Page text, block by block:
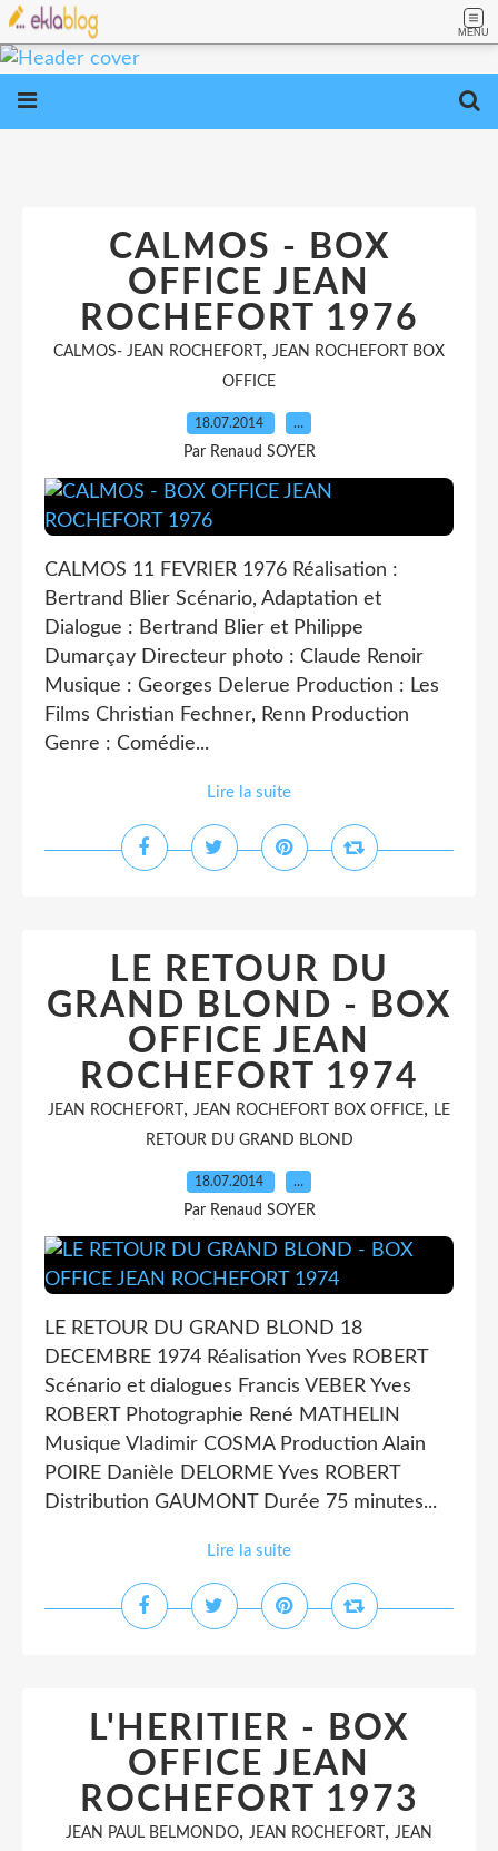
MENU
CALMOS - BOX
OFFICE JEAN
ROCHEFORT 1976
CALMOS- JEAN ROCHEFORT , JEAN ROCHEFORT BOX
OFFICE
18.07.2014 …
Par Renaud SOYER
CALMOS 11 FEVRIER 1976 Réalisation :
Bertrand Blier Scénario, Adaptation et
Dialogue : Bertrand Blier et Philippe
Dumarçay Directeur photo : Claude Renoir
Musique : Georges Delerue Production : Les
Films Christian Fechner, Renn Production
Genre : Comédie...
Lire la suite
LE RETOUR DU
GRAND BLOND - BOX
OFFICE JEAN
ROCHEFORT 1974
JEAN ROCHEFORT , JEAN ROCHEFORT BOX OFFICE, LE
RETOUR DU GRAND BLOND
18.07.2014 …
Par Renaud SOYER
LE RETOUR DU GRAND BLOND 18
DECEMBRE 1974 Réalisation Yves ROBERT
Scénario et dialogues Francis VEBER Yves
ROBERT Photographie René MATHELIN
Musique Vladimir COSMA Production Alain
POIRE Danièle DELORME Yves ROBERT
Distribution GAUMONT Durée 75 minutes...
Lire la suite
L'HERITIER - BOX
OFFICE JEAN
ROCHEFORT 1973
JEAN PAUL BELMONDO, JEAN ROCHEFORT , JEAN